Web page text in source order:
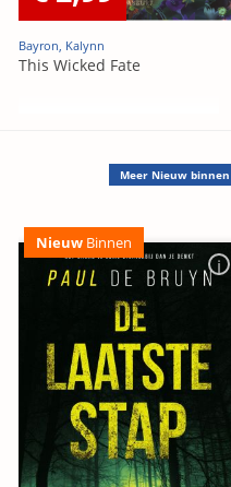
Bayron, Kalynn
This Wicked Fate
Meer Nieuw binnen
Nieuw Binnen